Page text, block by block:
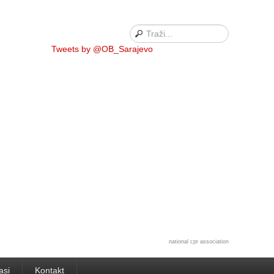
Tweets by @OB_Sarajevo
national cpr association
Kontakt